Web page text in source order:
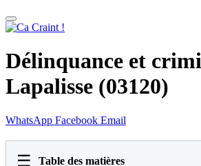
Délinquance et
Lapalisse (03120)
WhatsApp Facebook Email
☰ Table des matières